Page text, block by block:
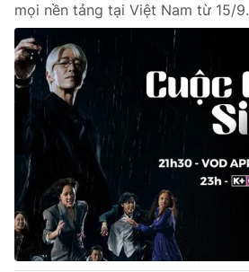
mọi nền tảng tại Việt Nam từ 15/9.